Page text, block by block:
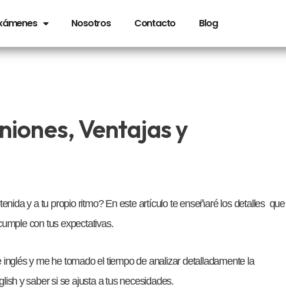
Nosotros Contacto Blog
Ventajas y
y a tu propio ritmo? En este artículo te enseñaré los detalles que
con tus expectativas.
y me he tomado el tiempo de analizar detalladamente la
y saber si se ajusta a tus necesidades.